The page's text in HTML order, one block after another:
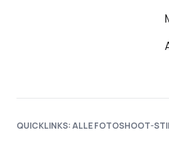
QUICKLINKS: ALLE FOTOSHOOT-